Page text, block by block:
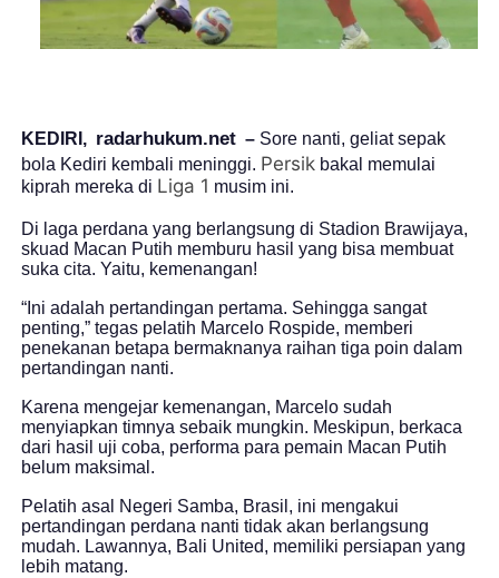
KEDIRI, radarhukum.net – Sore nanti, geliat sepak
bola Kediri kembali meninggi. Persik bakal memulai
kiprah mereka di Liga 1 musim ini.
Di laga perdana yang berlangsung di Stadion Brawijaya,
skuad Macan Putih memburu hasil yang bisa membuat
suka cita. Yaitu, kemenangan!
“Ini adalah pertandingan pertama. Sehingga sangat
penting,” tegas pelatih Marcelo Rospide, memberi
penekanan betapa bermaknanya raihan tiga poin dalam
pertandingan nanti.
Karena mengejar kemenangan, Marcelo sudah
menyiapkan timnya sebaik mungkin. Meskipun, berkaca
dari hasil uji coba, performa para pemain Macan Putih
belum maksimal.
Pelatih asal Negeri Samba, Brasil, ini mengakui
pertandingan perdana nanti tidak akan berlangsung
mudah. Lawannya, Bali United, memiliki persiapan yang
lebih matang.